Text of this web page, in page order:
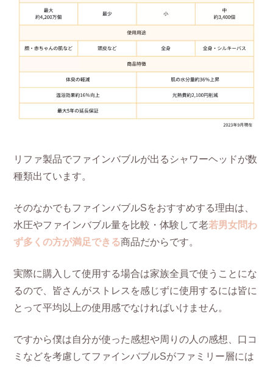
リファ製品でファインバブルが出るシャワーヘッドが数
種類出ています。
そのなかでもファインバブルSをおすすめする理由は、
水圧やファインバブル量を比較・体験して老若男女問わ
ず多くの方が満足できる商品だからです。
実際に購入して使用する場合は家族全員で使うことにな
るので、皆さんがストレスを感じずに使用するには皆に
とって平均以上の使用感でなければいけません。
ですから僕は自分が使った感想や周りの人の感想、口コ
ミなどを考慮してファインバブルSがファミリー層には